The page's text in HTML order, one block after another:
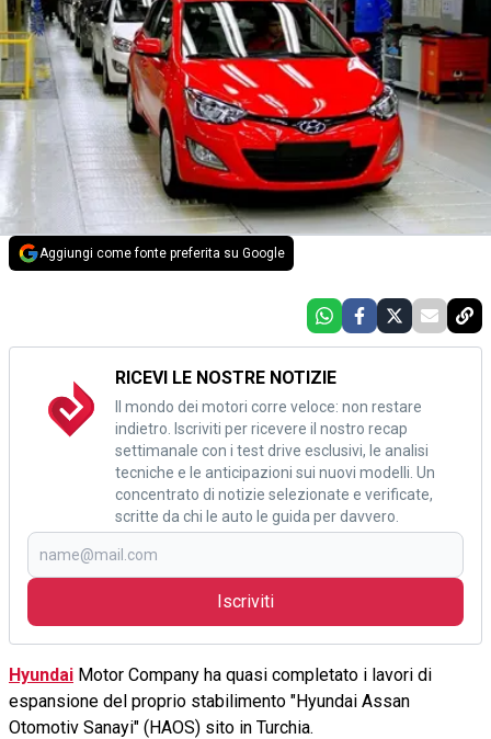
Aggiungi come fonte preferita su Google
RICEVI LE NOSTRE NOTIZIE
Il mondo dei motori corre veloce: non restare
indietro. Iscriviti per ricevere il nostro recap
settimanale con i test drive esclusivi, le analisi
tecniche e le anticipazioni sui nuovi modelli. Un
concentrato di notizie selezionate e verificate,
scritte da chi le auto le guida per davvero.
Iscriviti
Hyundai Motor Company ha quasi completato i lavori di
espansione del proprio stabilimento "Hyundai Assan
Otomotiv Sanayi" (HAOS) sito in Turchia.